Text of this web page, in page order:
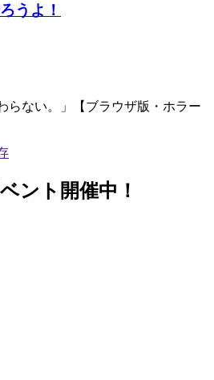
うよ！
らない。」【ブラウザ版・ホラー
ント開催中！